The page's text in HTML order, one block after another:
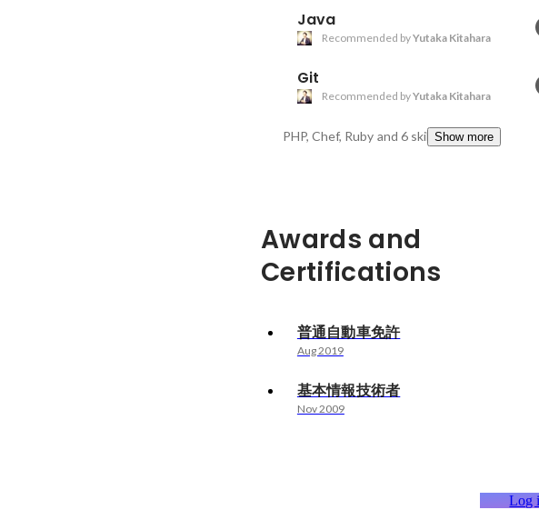
Java
Recommended byYutaka Kitahara
Git
Recommended byYutaka Kitahara
PHP, Chef, Ruby and 6 skillsShow more
Awards and
Certifications
普通自動車免許
Aug 2019
基本情報技術者
Nov 2009
Log